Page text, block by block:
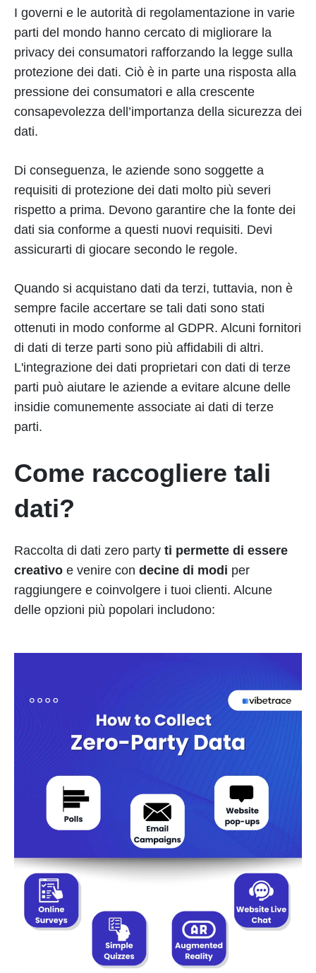
I governi e le autorità di regolamentazione in varie
parti del mondo hanno cercato di migliorare la
privacy dei consumatori rafforzando la legge sulla
protezione dei dati. Ciò è in parte una risposta alla
pressione dei consumatori e alla crescente
consapevolezza dell’importanza della sicurezza dei
dati.
Di conseguenza, le aziende sono soggette a
requisiti di protezione dei dati molto più severi
rispetto a prima. Devono garantire che la fonte dei
dati sia conforme a questi nuovi requisiti. Devi
assicurarti di giocare secondo le regole.
Quando si acquistano dati da terzi, tuttavia, non è
sempre facile accertare se tali dati sono stati
ottenuti in modo conforme al GDPR. Alcuni fornitori
di dati di terze parti sono più affidabili di altri.
L'integrazione dei dati proprietari con dati di terze
parti può aiutare le aziende a evitare alcune delle
insidie comunemente associate ai dati di terze
parti.
Come raccogliere tali
dati?
Raccolta di dati zero party ti permette di essere
creativo e venire con decine di modi per
raggiungere e coinvolgere i tuoi clienti. Alcune
delle opzioni più popolari includono: